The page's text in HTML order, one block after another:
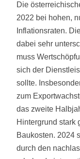
Die
2022 bei hohen,
Inflationsraten.
dabei sehr
muss
sich der
sollte.
zum
das zweite
Hintergrund stark
Baukosten. 2024
durch den